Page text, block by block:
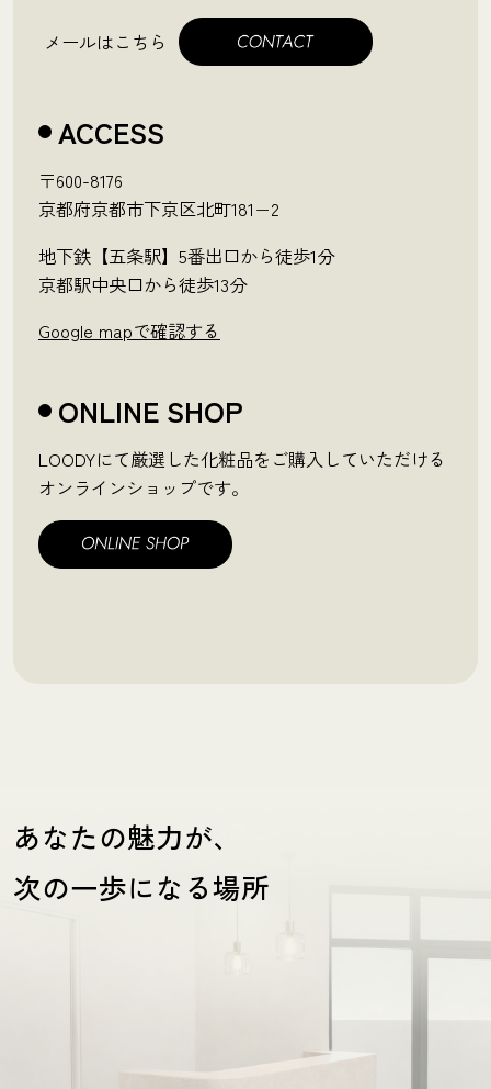
メールはこちら
ACCESS
〒600-8176
京都府京都市下京区北町181−2
地下鉄【五条駅】5番出口から徒歩1分
京都駅中央口から徒歩13分
Google mapで確認する
ONLINE SHOP
LOODYにて厳選した化粧品をご購入していただける
オンラインショップです。
あなたの魅力が、
次の一歩になる場所